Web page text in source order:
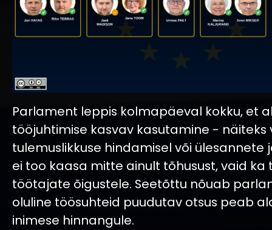
Parlament leppis kolmapäeval kokku, et
tööjuhtimise kasvav kasutamine - näiteks
tulemuslikkuse hindamisel või ülesannete
ei too kaasa mitte ainult tõhusust, vaid ka
töötajate õigustele. Seetõttu nõuab
oluline töösuhteid puudutav otsus peab
inimese hinnangule.